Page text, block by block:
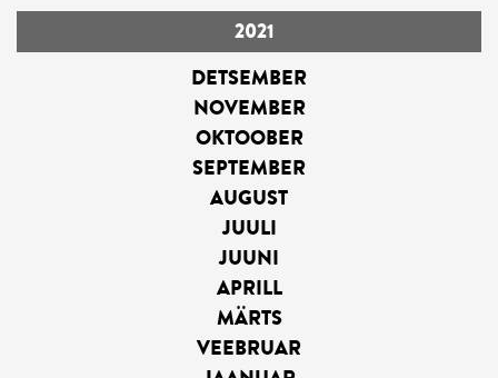
2021
DETSEMBER
NOVEMBER
OKTOOBER
SEPTEMBER
AUGUST
JUULI
JUUNI
APRILL
MÄRTS
VEEBRUAR